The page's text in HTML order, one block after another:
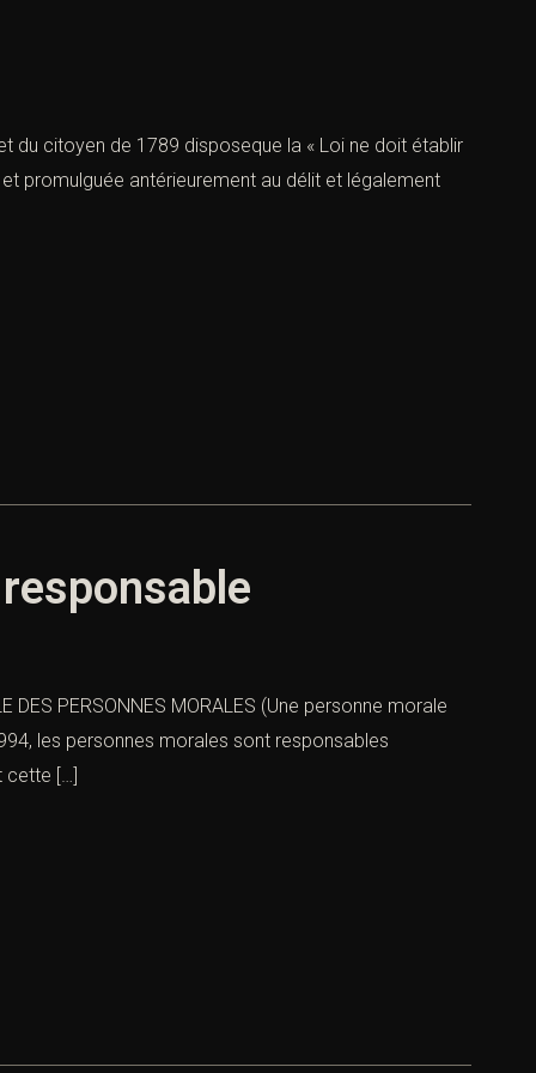
du citoyen de 1789 disposeque la « Loi ne doit établir
promulguée antérieurement au délit et légalement
DES PERSONNES MORALES (Une personne morale
les personnes morales sont responsables
[…]